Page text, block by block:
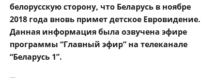
белорусскую сторону, что Беларусь в ноябре
2018 года вновь примет детское Евровидение.
Данная информация была озвучена эфире
программы “Главный эфир” на телеканале
“Беларусь 1”.